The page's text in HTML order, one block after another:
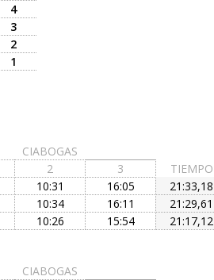
4
3
2
1
CIABOGAS
2 3
TIEMPO
10:31 16:05
21:33,18
10:34 16:11
21:29,61
10:26 15:54 21:17,12
CIABOGAS